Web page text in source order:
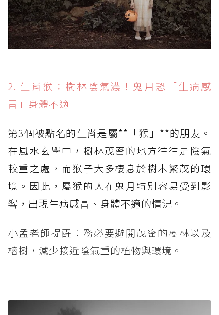
2. 生肖猴：樹林陰氣濃！鬼月恐「生病感
冒」身體不適
第3個被點名的生肖是屬**「猴」**的朋友。
在風水玄學中，樹林茂密的地方往往是陰氣
較重之處，而猴子大多棲息於樹木繁茂的環
境。因此，屬猴的人在鬼月特別容易受到影
響，出現生病感冒、身體不適的情況。
小孟老師提醒：務必要避開茂密的樹林以及
榕樹，減少接近陰氣重的植物與環境。